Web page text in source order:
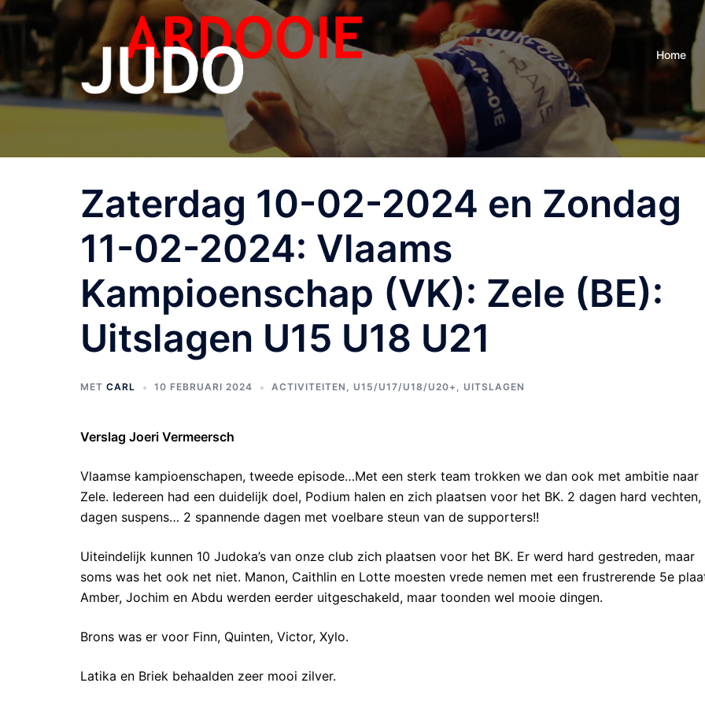
Home
Zaterdag 10-02-2024 en Zondag
11-02-2024: Vlaams
Kampioenschap (VK): Zele (BE):
Uitslagen U15 U18 U21
MET CARL 10 FEBRUARI 2024 ACTIVITEITEN , U15/U17/U18/U20+ , UITSLAGEN
Verslag Joeri Vermeersch
Vlaamse kampioenschapen, tweede episode…Met een sterk team trokken we dan ook met ambitie naar
Zele. Iedereen had een duidelijk doel, Podium halen en zich plaatsen voor het BK. 2 dagen hard vechten,
dagen suspens… 2 spannende dagen met voelbare steun van de supporters!!
Uiteindelijk kunnen 10 Judoka’s van onze club zich plaatsen voor het BK. Er werd hard gestreden, maar
soms was het ook net niet. Manon, Caithlin en Lotte moesten vrede nemen met een frustrerende 5e
Amber, Jochim en Abdu werden eerder uitgeschakeld, maar toonden wel mooie dingen.
Brons was er voor Finn, Quinten, Victor, Xylo.
Latika en Briek behaalden zeer mooi zilver.